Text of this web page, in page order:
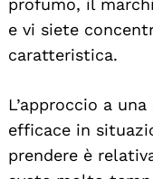
profumo, il
e vi siete
caratteristica.
L’approccio a
efficace in
prendere è